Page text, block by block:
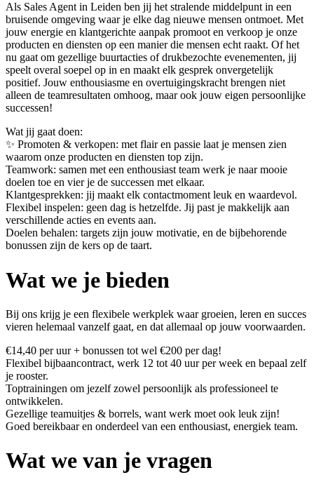
Als Sales Agent in Leiden ben jij het stralende middelpunt in een
bruisende omgeving waar je elke dag nieuwe mensen ontmoet. Met
jouw energie en klantgerichte aanpak promoot en verkoop je onze
producten en diensten op een manier die mensen echt raakt. Of het
nu gaat om gezellige buurtacties of drukbezochte evenementen, jij
speelt overal soepel op in en maakt elk gesprek onvergetelijk
positief. Jouw enthousiasme en overtuigingskracht brengen niet
alleen de teamresultaten omhoog, maar ook jouw eigen persoonlijke
successen!
Wat jij gaat doen:
✨ Promoten & verkopen: met flair en passie laat je mensen zien
waarom onze producten en diensten top zijn.
Teamwork: samen met een enthousiast team werk je naar mooie
doelen toe en vier je de successen met elkaar.
Klantgesprekken: jij maakt elk contactmoment leuk en waardevol.
Flexibel inspelen: geen dag is hetzelfde. Jij past je makkelijk aan
verschillende acties en events aan.
Doelen behalen: targets zijn jouw motivatie, en de bijbehorende
bonussen zijn de kers op de taart.
Wat we je bieden
Bij ons krijg je een flexibele werkplek waar groeien, leren en succes
vieren helemaal vanzelf gaat, en dat allemaal op jouw voorwaarden.
€14,40 per uur + bonussen tot wel €200 per dag!
Flexibel bijbaancontract, werk 12 tot 40 uur per week en bepaal zelf
je rooster.
Toptrainingen om jezelf zowel persoonlijk als professioneel te
ontwikkelen.
Gezellige teamuitjes & borrels, want werk moet ook leuk zijn!
Goed bereikbaar en onderdeel van een enthousiast, energiek team.
Wat we van je vragen